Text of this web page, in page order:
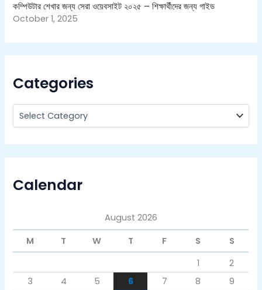
কম্পিউটার শেখার জন্য সেরা ওয়েবসাইট ২০২৫ – শিক্ষার্থীদের জন্য গাইড
October 1, 2025
Categories
Calendar
August 2026
M
T W T F S
S
1
2
3
4 5 6 7 8
9